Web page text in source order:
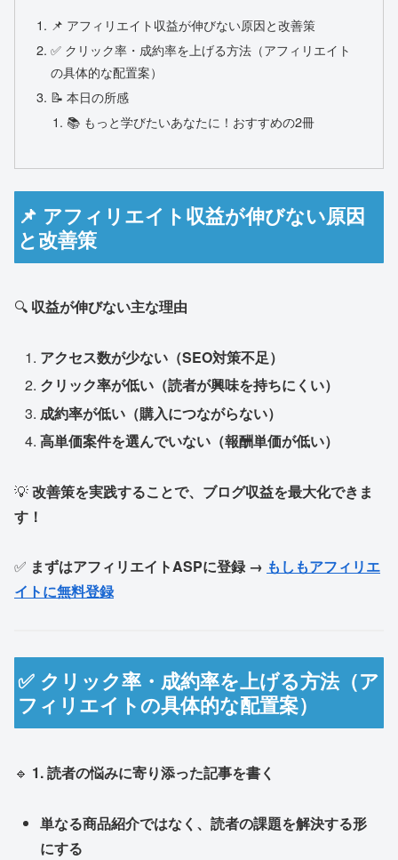
📌 アフィリエイト収益が伸びない原因と改善策
✅ クリック率・成約率を上げる方法（アフィリエイト
の具体的な配置案）
📝 本日の所感
📚 もっと学びたいあなたに！おすすめの2冊
📌 アフィリエイト収益が伸びない原因
と改善策
🔍 収益が伸びない主な理由
アクセス数が少ない（SEO対策不足）
クリック率が低い（読者が興味を持ちにくい）
成約率が低い（購入につながらない）
高単価案件を選んでいない（報酬単価が低い）
💡改善策を実践することで、ブログ収益を最大化できま
す！
✅ まずはアフィリエイトASPに登録 → もしもアフィリエ
イトに無料登録
✅ クリック率・成約率を上げる方法（ア
フィリエイトの具体的な配置案）
🔹 1. 読者の悩みに寄り添った記事を書く
単なる商品紹介ではなく、読者の課題を解決する形
にする